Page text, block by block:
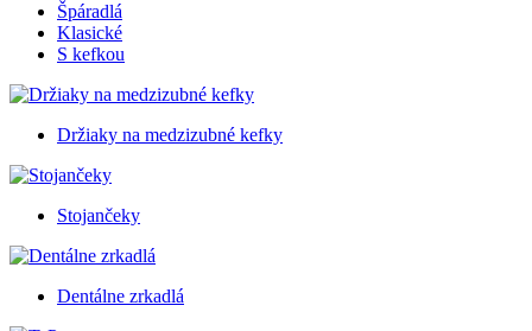
Špáradlá
Klasické
S kefkou
Držiaky na medzizubné kefky
Stojančeky
Dentálne zrkadlá